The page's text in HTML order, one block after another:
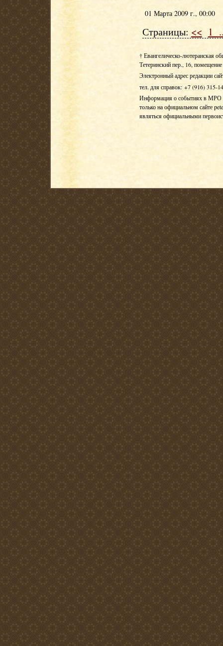
01 Марта 2009 г., 00:00
Страницы: << 1
† Евангелическо-лютеранская
Тетеринский пер., 16,
Электронный адрес редакции
тел. для справок: +7 (916) 315-
Информация о событиях в МРО
только на официальном сайте
являться официальными